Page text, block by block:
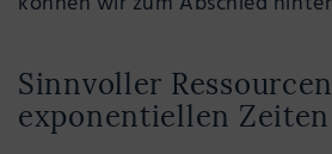
Sinnvoller
exponentiellen Zeiten